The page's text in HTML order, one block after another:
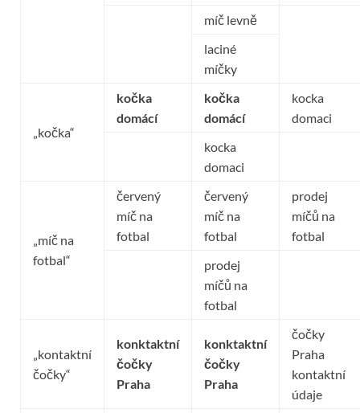
míč levně
laciné
míčky
„kočka“
kočka
domácí
kočka
domácí
kocka
domaci
kocka
domaci
„míč na
fotbal“
červený
míč na
fotbal
červený
míč na
fotbal
prodej
míčů na
fotbal
prodej
míčů na
fotbal
„kontaktní
čočky“
konktaktní
čočky
Praha
konktaktní
čočky
Praha
čočky
Praha
kontaktní
údaje